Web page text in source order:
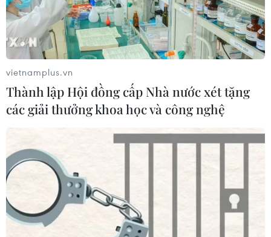
vietnamplus.vn
Thành lập Hội đồng cấp Nhà nước xét tặng
các giải thưởng khoa học và công nghệ